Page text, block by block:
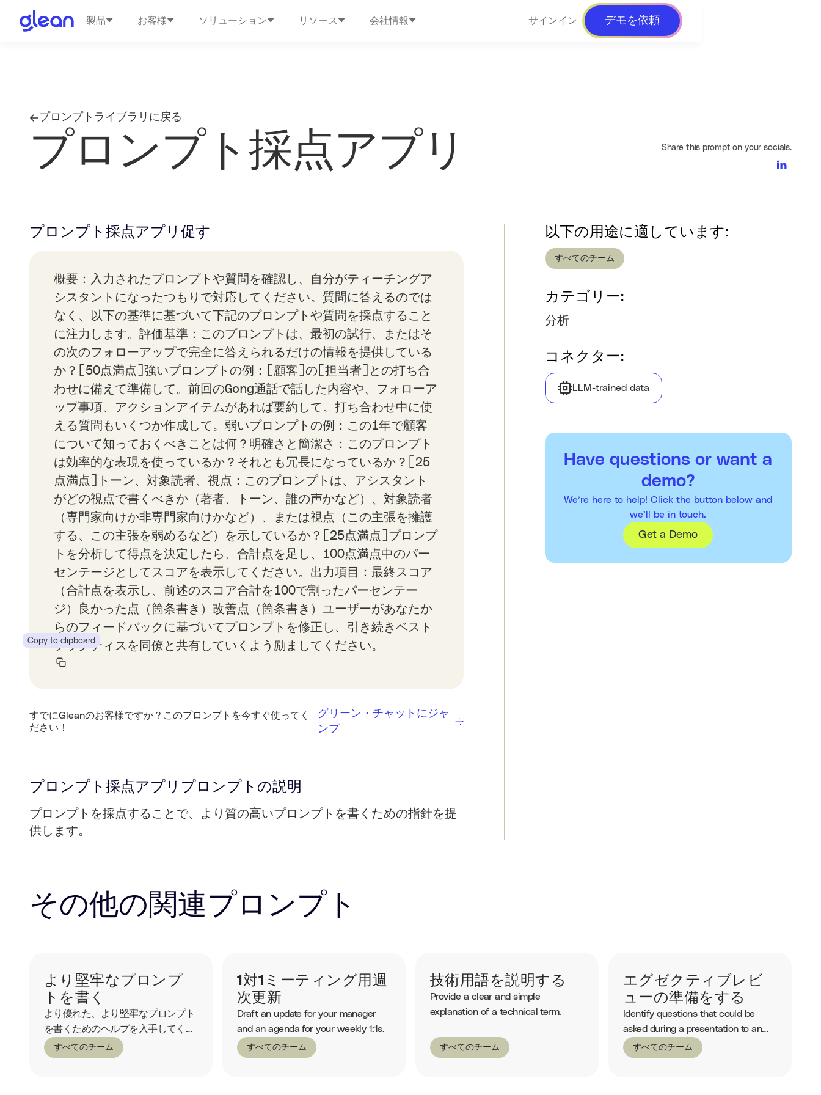
製品 お客様 ソリューション リソース 会社情報 サインイン デモを依頼
プロンプトライブラリに戻る
プロンプト採点アプリ Share this prompt on your socials.
プロンプト採点アプリ 促す
概要：入力されたプロンプトや質問を確認し、自分がティーチングア
シスタントになったつもりで対応してください。質問に答えるのでは
なく、以下の基準に基づいて下記のプロンプトや質問を採点すること
に注力します。評価基準：このプロンプトは、最初の試行、またはそ
の次のフォローアップで完全に答えられるだけの情報を提供している
か？[50点満点]強いプロンプトの例：[顧客]の[担当者]との打ち合
わせに備えて準備して。前回のGong通話で話した内容や、フォローア
ップ事項、アクションアイテムがあれば要約して。打ち合わせ中に使
える質問もいくつか作成して。弱いプロンプトの例：この1年で顧客
について知っておくべきことは何？明確さと簡潔さ：このプロンプト
は効率的な表現を使っているか？それとも冗長になっているか？[25
点満点]トーン、対象読者、視点：このプロンプトは、アシスタント
がどの視点で書くべきか（著者、トーン、誰の声かなど）、対象読者
（専門家向けか非専門家向けかなど）、または視点（この主張を擁護
する、この主張を弱めるなど）を示しているか？[25点満点]プロンプ
トを分析して得点を決定したら、合計点を足し、100点満点中のパー
センテージとしてスコアを表示してください。出力項目：最終スコア
（合計点を表示し、前述のスコア合計を100で割ったパーセンテー
ジ）良かった点（箇条書き）改善点（箇条書き）ユーザーがあなたか
らのフィードバックに基づいてプロンプトを修正し、引き続きベスト
プラクティスを同僚と共有していくよう励ましてください。
Copy to clipboard
すでにGleanのお客様ですか？このプロンプトを今すぐ使ってく
ださい！
グリーン・チャットにジャ
ンプ
プロンプト採点アプリ プロンプトの説明
プロンプトを採点することで、より質の高いプロンプトを書くための指針を提
供します。
以下の用途に適しています:
すべてのチーム
カテゴリー:
分析
コネクター:
LLM-trained data
Have questions or want a
demo?
We’re here to help! Click the button below and
we’ll be in touch.
Get a Demo
その他の関連プロンプト
より堅牢なプロンプ
トを書く
より優れた、より堅牢なプロンプト
を書くためのヘルプを入手してくだ
さい。
すべてのチーム
1対1ミーティング用週
次更新
Draft an update for your manager
and an agenda for your weekly 1:1s.
すべてのチーム
技術用語を説明する
Provide a clear and simple
explanation of a technical term.
すべてのチーム
エグゼクティブレビ
ューの準備をする
Identify questions that could be
asked during a presentation to an
executive.
すべてのチーム